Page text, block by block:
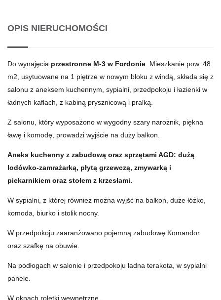
OPIS NIERUCHOMOŚCI
Do wynajęcia przestronne M-3 w Fordonie. Mieszkanie pow. 48
m2, usytuowane na 1 piętrze w nowym bloku z windą, składa się z
salonu z aneksem kuchennym, sypialni, przedpokoju i łazienki w
ładnych kaflach, z kabiną prysznicową i pralką.
Z salonu, który wyposażono w wygodny szary narożnik, piękna
ławę i komodę, prowadzi wyjście na duży balkon.
Aneks kuchenny z zabudową oraz sprzętami AGD: dużą
lodówko-zamrażarką, płytą grzewczą, zmywarką i
piekarnikiem oraz stołem z krzesłami.
W sypialni, z której również można wyjść na balkon, duże łóżko,
komoda, biurko i stolik nocny.
W przedpokoju zaaranżowano pojemną zabudowę Komandor
oraz szafkę na obuwie.
Na podłogach w salonie i przedpokoju ładna terakota, w sypialni
panele.
W oknach roletki wewnętrzne.